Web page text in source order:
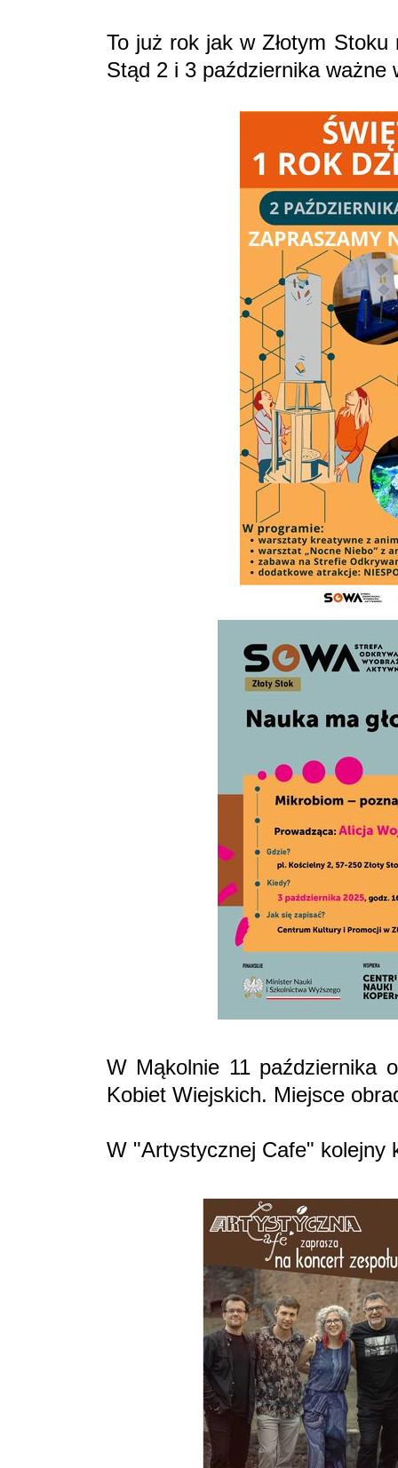
To już rok jak w Złotym
Stąd 2 i 3 października ważne
W Mąkolnie 11 października
Kobiet Wiejskich. Miejsce
W "Artystycznej Cafe" kolejny